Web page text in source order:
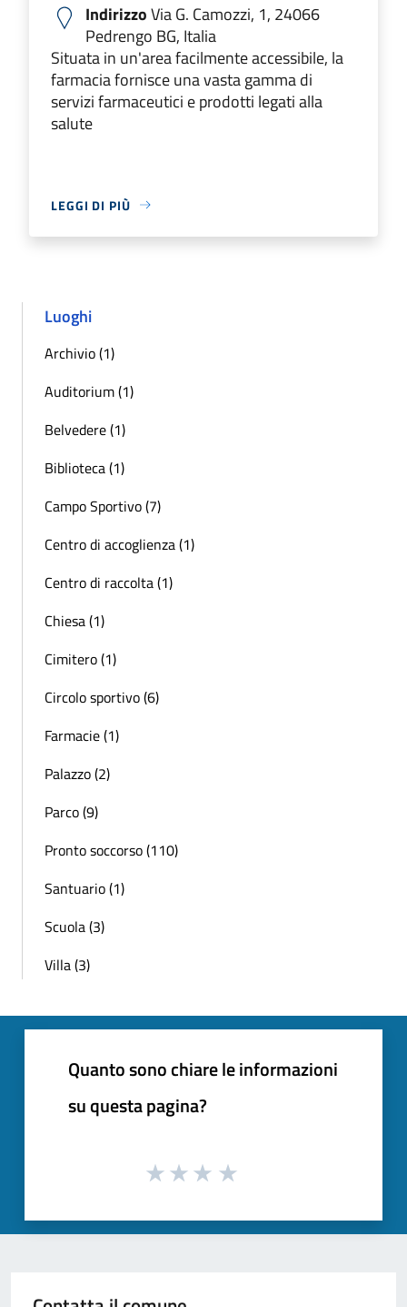
IndirizzoVia G. Camozzi, 1, 24066
Pedrengo BG, Italia
Situata in un'area facilmente accessibile, la
farmacia fornisce una vasta gamma di
servizi farmaceutici e prodotti legati alla
salute
LEGGI DI PIÙ
Luoghi
Archivio (1)
Auditorium (1)
Belvedere (1)
Biblioteca (1)
Campo Sportivo (7)
Centro di accoglienza (1)
Centro di raccolta (1)
Chiesa (1)
Cimitero (1)
Circolo sportivo (6)
Farmacie (1)
Palazzo (2)
Parco (9)
Pronto soccorso (110)
Santuario (1)
Scuola (3)
Villa (3)
Quanto sono chiare le informazioni
su questa pagina?